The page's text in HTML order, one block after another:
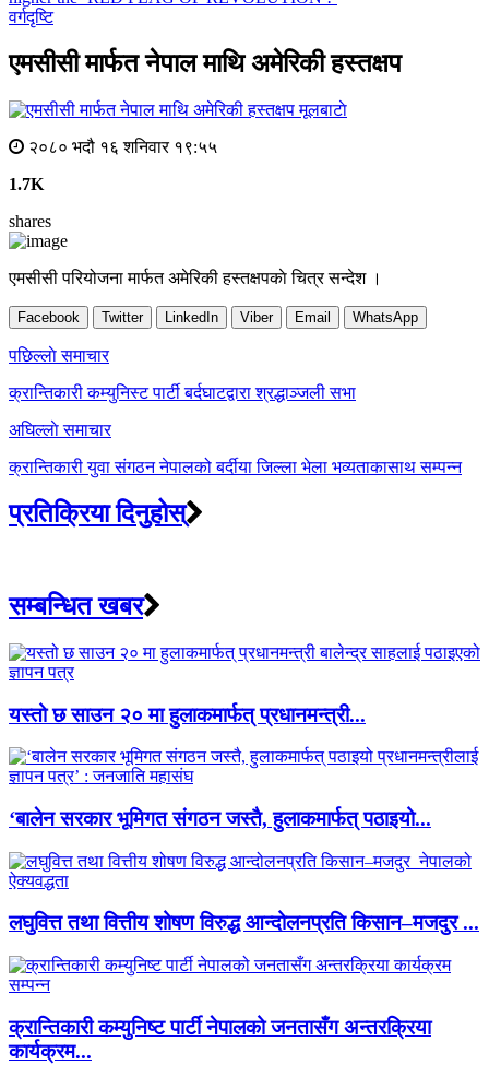
वर्गदृष्टि
एमसीसी मार्फत नेपाल माथि अमेरिकी हस्तक्षप
मूलबाटाे
२०८० भदौ १६ शनिवार १९:५५
1.7K
shares
एमसीसी परियोजना मार्फत अमेरिकी हस्तक्षपकाे चित्र सन्देश ।
Facebook Twitter LinkedIn Viber Email WhatsApp
Post
navigation
पछिल्लाे समाचार
क्रान्तिकारी कम्युनिस्ट पार्टी बर्दघाटद्वारा श्रद्धाञ्जली सभा
अघिल्लाे समाचार
क्रान्तिकारी युवा संगठन नेपालको बर्दीया जिल्ला भेला भव्यताकासाथ सम्पन्न
प्रतिक्रिया दिनुहोस्
सम्बन्धित खबर
यस्तो छ साउन २० मा हुलाकमार्फत् प्रधानमन्त्री...
‘बालेन सरकार भूमिगत संगठन जस्तै, हुलाकमार्फत् पठाइयो...
लघुवित्त तथा वित्तीय शोषण विरुद्ध आन्दोलनप्रति किसान–मजदुर ...
क्रान्तिकारी कम्युनिष्ट पार्टी नेपालको जनतासँग अन्तरक्रिया
कार्यक्रम...